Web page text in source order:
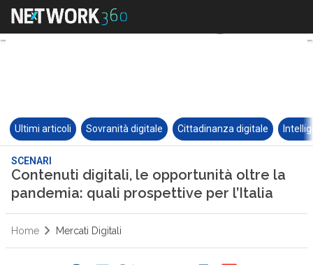
Ultimi articoli Sovranità digitale Cittadinanza digitale
SCENARI
Contenuti digitali, le opportunità oltre la
pandemia: quali prospettive per l’Italia
Home Mercati Digitali